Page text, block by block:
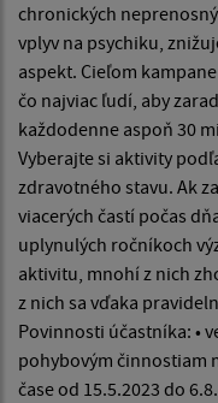
chronických
vplyv na psychiku,
aspekt. Cieľom
čo najviac ľudí, aby
každodenne aspoň 30
Vyberajte si aktivity
zdravotného stavu. Ak
viacerých častí počas
uplynulých ročníkoch
aktivitu, mnohí z nich
z nich sa vďaka
Povinnosti účastníka: •
pohybovým činnostiam
čase od 15.5.2023 do